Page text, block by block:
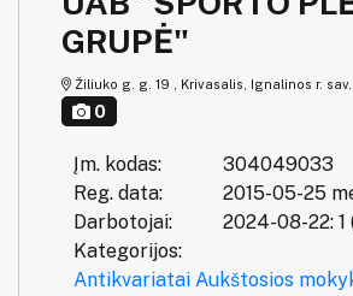
GRUPĖ"
Žiliuko g. g. 19 , Krivasalis, Ignalinos r.
0
Įm. kodas:
304049033
Reg. data:
2015-05-25
Darbotojai:
2024-08-22:
Kategorijos:
Antikvariatai Aukštosios